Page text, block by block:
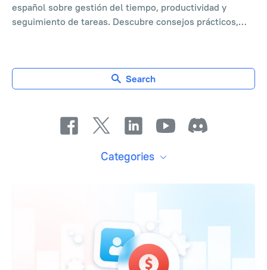
español sobre gestión del tiempo, productividad y
seguimiento de tareas. Descubre consejos prácticos,
Search
Categories